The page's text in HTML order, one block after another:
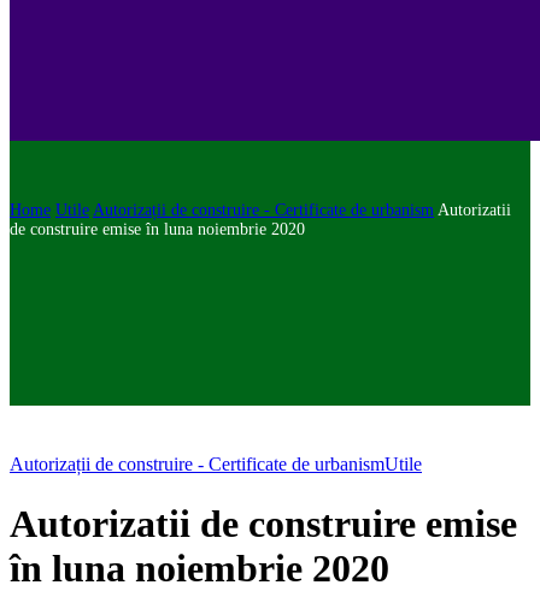
Home Utile Autorizații de construire - Certificate de urbanism Autorizatii
de construire emise în luna noiembrie 2020
Autorizații de construire - Certificate de urbanismUtile
Autorizatii de construire emise
în luna noiembrie 2020